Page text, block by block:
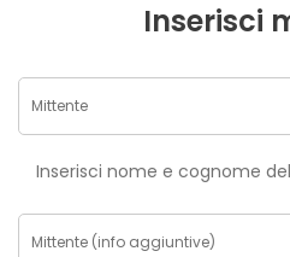
Inserisci
Inserisci nome e